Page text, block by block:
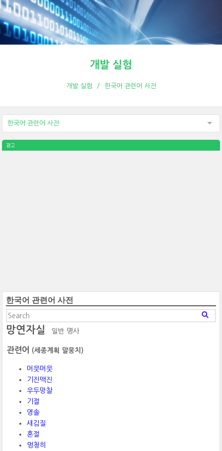
개발 실험
개발 실험 한국어 관련어 사전
한국어 관련어 사전
광고
한국어 관련어 사전
망연자실 일반 명사
관련어 (세종계획 말뭉치)
머뭇머뭇
기진맥진
우두망찰
기절
영솔
새김질
혼절
멍청히